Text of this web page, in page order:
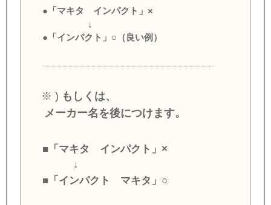
●「マキタ インパクト」×
↓
●「インパクト」○（良い例）
※ ) もしくは、
メーカー名を後につけます。
■「マキタ インパクト」×
↓
■「インパクト マキタ」○